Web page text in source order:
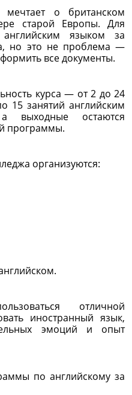
о британском
старой Европы. Для
языком за
но это не проблема —
все документы.
курса — от 2 до 24
15 занятий английским
остаются
программы.
организуются:
отличной
иностранный язык,
эмоций и опыт
по английскому за